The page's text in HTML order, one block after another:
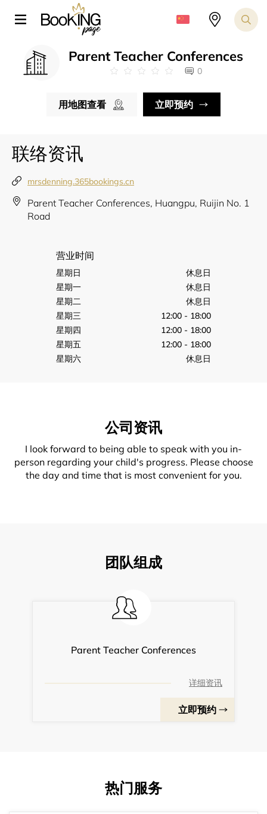
Parent Teacher Conferences
0
用地图查看 立即预约
联络资讯
mrsdenning.365bookings.cn
Parent Teacher Conferences, Huangpu, Ruijin No. 1
Road
营业时间
星期日
休息日
星期一
休息日
星期二
休息日
星期三
12:00 - 18:00
星期四
12:00 - 18:00
星期五
12:00 - 18:00
星期六
休息日
公司资讯
I look forward to being able to speak with you in-
person regarding your child's progress. Please choose
the day and time that is most convenient for you.
团队组成
Parent Teacher Conferences
详细资讯
立即预约
热门服务